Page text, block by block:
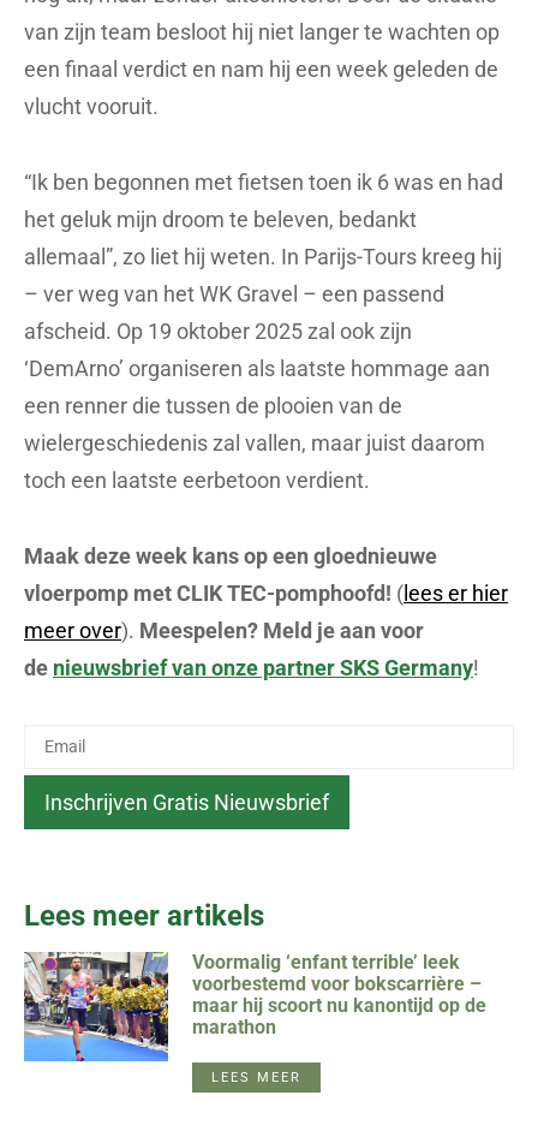
van zijn team besloot hij niet langer te wachten op
een finaal verdict en nam hij een week geleden de
vlucht vooruit.
“Ik ben begonnen met fietsen toen ik 6 was en had
het geluk mijn droom te beleven, bedankt
allemaal”, zo liet hij weten. In Parijs-Tours kreeg hij
– ver weg van het WK Gravel – een passend
afscheid. Op 19 oktober 2025 zal ook zijn
‘DemArno’ organiseren als laatste hommage aan
een renner die tussen de plooien van de
wielergeschiedenis zal vallen, maar juist daarom
toch een laatste eerbetoon verdient.
Maak deze week kans op een gloednieuwe
vloerpomp met CLIK TEC-pomphoofd! (lees er hier
meer over). Meespelen? Meld je aan voor
de nieuwsbrief van onze partner SKS Germany!
Lees meer artikels
Voormalig ‘enfant terrible’ leek
voorbestemd voor bokscarrière –
maar hij scoort nu kanontijd op de
marathon
LEES MEER